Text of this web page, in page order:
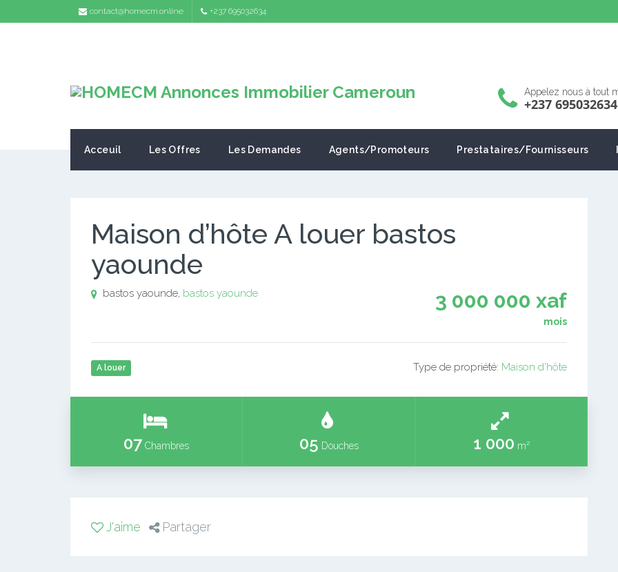
contact@homecm.online +237 695032634
Appelez nous à tout
+237 695032634
Acceuil Les Offres Les Demandes Agents/Promoteurs Prestataires/Fournisseurs
Maison d’hôte A louer bastos
yaounde
3 000 000 xaf
mois
bastos yaounde, bastos yaounde
A louer Type de propriété: Maison d'hôte
07 Chambres 05 Douches 1 000 m²
J'aime Partager